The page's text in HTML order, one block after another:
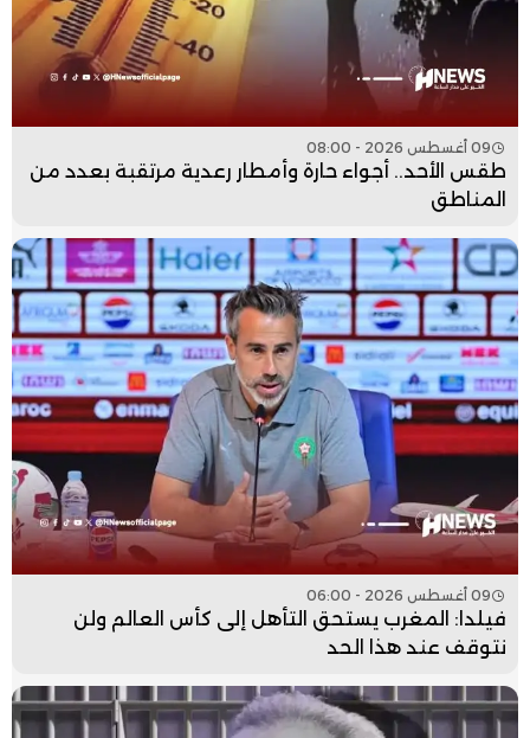
09 أغسطس 2026 - 08:00
طقس الأحد.. أجواء حارة وأمطار رعدية مرتقبة بعدد من
المناطق
09 أغسطس 2026 - 06:00
فيلدا: المغرب يستحق التأهل إلى كأس العالم ولن
نتوقف عند هذا الحد